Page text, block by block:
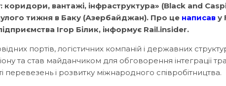
коридори, вантажі, інфраструктура» (Black and
тижня в Баку (Азербайджан). Про це написав у
Ігор Білик, інформує Rail.insider.
портів, логістичних компаній і державних
та став майданчиком для обговорення інтеграції
і розвитку міжнародного співробітництва.